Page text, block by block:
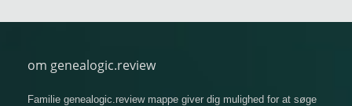
om genealogic.review
Familie genealogic.review mappe giver dig mulighed for at søge